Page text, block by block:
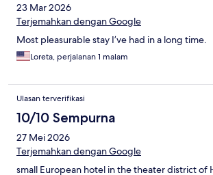
23 Mar 2026
Terjemahkan dengan Google
Most pleasurable stay I’ve had in a long time.
Loreta, perjalanan 1 malam
Ulasan terverifikasi
10/10 Sempurna
27 Mei 2026
Terjemahkan dengan Google
small European hotel in the theater district of